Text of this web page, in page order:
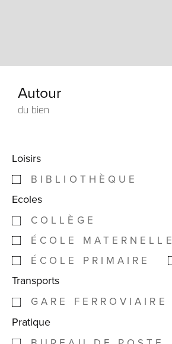
Autour
du bien
Loisirs
BIBLIOTHÈQUE
Ecoles
COLLÈGE
ÉCOLE MATERNELLE
ÉCOLE PRIMAIRE
Transports
GARE FERROVIAIRE
Pratique